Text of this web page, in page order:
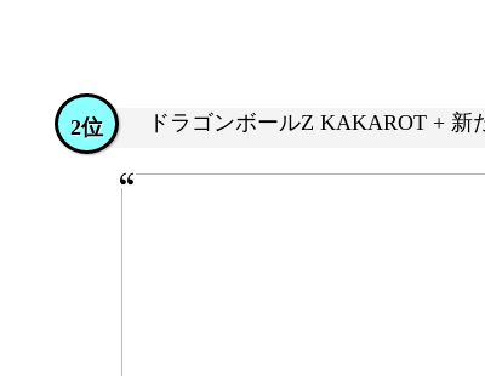
ドラゴンボールZ KAKAROT + 新
2位